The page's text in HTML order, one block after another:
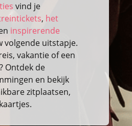
vind je
, het
inspirerende
volgende uitstapje.
vakantie of een
Ontdek de
en bekijk
zitplaatsen,